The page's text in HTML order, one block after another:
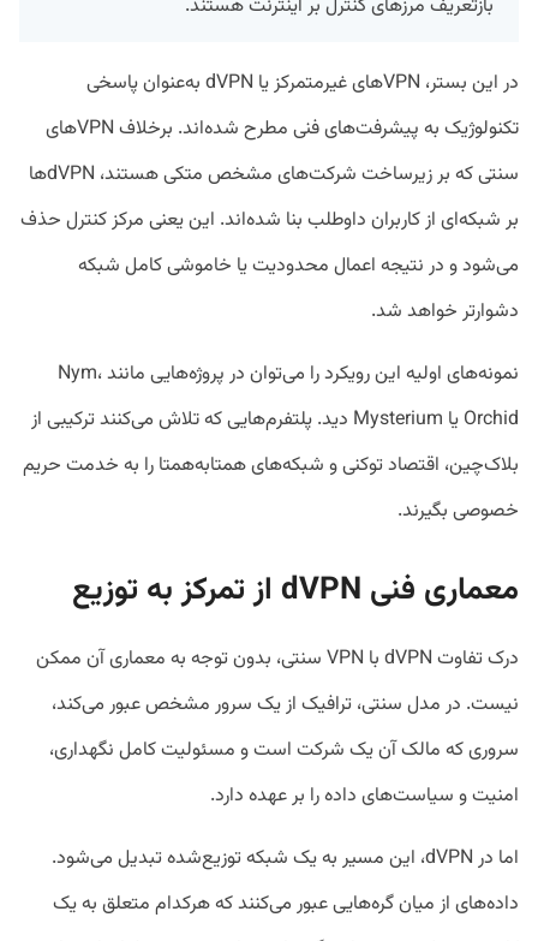
بازتعریف مرزهای کنترل بر اینترنت هستند.
در این بستر، VPNهای غیرمتمرکز یا dVPN به‌عنوان پاسخی
تکنولوژیک به پیشرفت‌های فنی مطرح شده‌اند. برخلاف VPNهای
سنتی که بر زیرساخت شرکت‌های مشخص متکی هستند، dVPNها
بر شبکه‌ای از کاربران داوطلب بنا شده‌اند. این یعنی مرکز کنترل حذف
می‌شود و در نتیجه اعمال محدودیت یا خاموشی کامل شبکه
دشوارتر خواهد شد.
نمونه‌های اولیه این رویکرد را می‌توان در پروژه‌هایی مانند Nym،
Orchid یا Mysterium دید. پلتفرم‌هایی که تلاش می‌کنند ترکیبی از
بلاک‌چین، اقتصاد توکنی و شبکه‌های همتا‌به‌همتا را به خدمت حریم
خصوصی بگیرند.
معماری فنی dVPN از تمرکز به توزیع
درک تفاوت dVPN با VPN سنتی، بدون توجه به معماری آن ممکن
نیست. در مدل سنتی، ترافیک از یک سرور مشخص عبور می‌کند،
سروری که مالک آن یک شرکت است و مسئولیت کامل نگهداری،
امنیت و سیاست‌های داده را بر عهده دارد.
اما در dVPN، این مسیر به یک شبکه توزیع‌شده تبدیل می‌شود.
داده‌های از میان گره‌هایی عبور می‌کنند که هرکدام متعلق به یک